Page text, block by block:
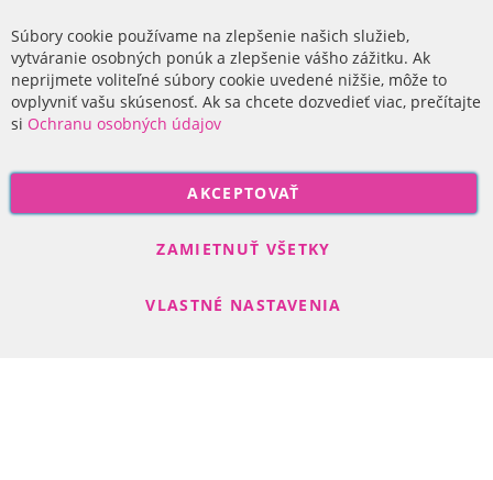
Firma
O nás
P
Súbory cookie používame na zlepšenie našich služieb,
vytváranie osobných ponúk a zlepšenie vášho zážitku. Ak
neprijmete voliteľné súbory cookie uvedené nižšie, môže to
ovplyvniť vašu skúsenosť. Ak sa chcete dozvedieť viac, prečítajte
si Ochranu osobných údajov
AKCEPTOVAŤ
ZAMIETNUŤ VŠETKY
VLASTNÉ NASTAVENIA